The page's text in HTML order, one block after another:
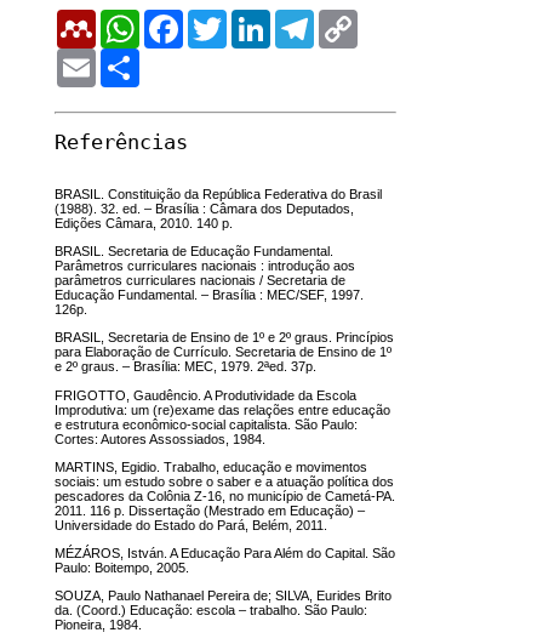
MendeleyWhatsAppFacebookTwitter LinkedIn Telegram
Email
Referências
BRASIL. Constituição da República Federativa do Brasil
(1988). 32. ed. – Brasília : Câmara dos Deputados,
Edições Câmara, 2010. 140 p.
BRASIL. Secretaria de Educação Fundamental.
Parâmetros curriculares nacionais : introdução aos
parâmetros curriculares nacionais / Secretaria de
Educação Fundamental. – Brasília : MEC/SEF, 1997.
126p.
BRASIL, Secretaria de Ensino de 1º e 2º graus. Princípios
para Elaboração de Currículo. Secretaria de Ensino de 1º
e 2º graus. – Brasília: MEC, 1979. 2ªed. 37p.
FRIGOTTO, Gaudêncio. A Produtividade da Escola
Improdutiva: um (re)exame das relações entre educação
e estrutura econômico-social capitalista. São Paulo:
Cortes: Autores Assossiados, 1984.
MARTINS, Egidio. Trabalho, educação e movimentos
sociais: um estudo sobre o saber e a atuação política dos
pescadores da Colônia Z-16, no município de Cametá-PA.
2011. 116 p. Dissertação (Mestrado em Educação) –
Universidade do Estado do Pará, Belém, 2011.
MÉZÁROS, István. A Educação Para Além do Capital. São
Paulo: Boitempo, 2005.
SOUZA, Paulo Nathanael Pereira de; SILVA, Eurides Brito
da. (Coord.) Educação: escola – trabalho. São Paulo:
Pioneira, 1984.